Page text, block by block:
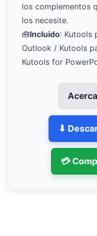
los complementos
los necesite.
🧰Incluido: Kutools
Outlook / Kutools
Kutools for
⬇
💳